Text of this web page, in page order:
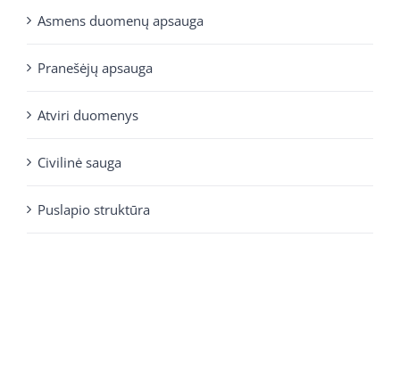
Asmens duomenų apsauga
Pranešėjų apsauga
Atviri duomenys
Civilinė sauga
Puslapio struktūra